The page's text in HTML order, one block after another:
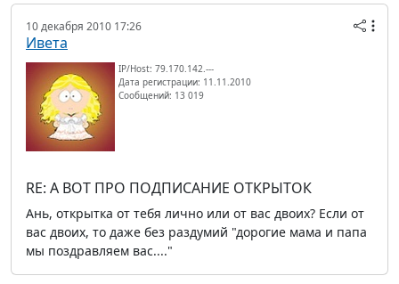
10 декабря 2010 17:26
Ивета
IP/Host: 79.170.142.---
Дата регистрации: 11.11.2010
Сообщений: 13 019
RE: А ВОТ ПРО ПОДПИСАНИЕ ОТКРЫТОК
Ань, открытка от тебя лично или от вас двоих? Если от
вас двоих, то даже без раздумий "дорогие мама и папа
мы поздравляем вас...."